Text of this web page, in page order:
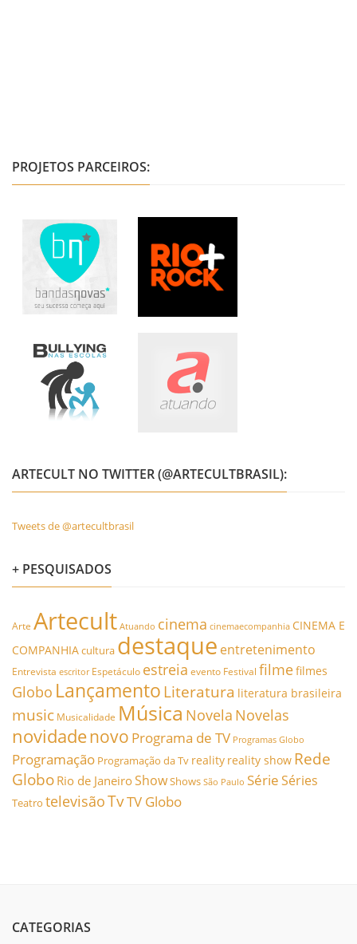
PROJETOS PARCEIROS:
ARTECULT NO TWITTER (@ARTECULTBRASIL):
Tweets de @artecultbrasil
+ PESQUISADOS
Arte Artecult Atuando cinema cinemaecompanhia CINEMA E
COMPANHIAcultura destaque entretenimento
Entrevista escritor Espetáculo estreia evento Festival filmefilmes
Globo Lançamento Literatura literatura brasileira
music Musicalidade Música Novela Novelas
novidadenovo Programa de TV Programas Globo
Programação Programação da Tv reality reality show Rede
Globo Rio de JaneiroShowShows São Paulo SérieSéries
Teatro televisãoTvTV Globo
CATEGORIAS